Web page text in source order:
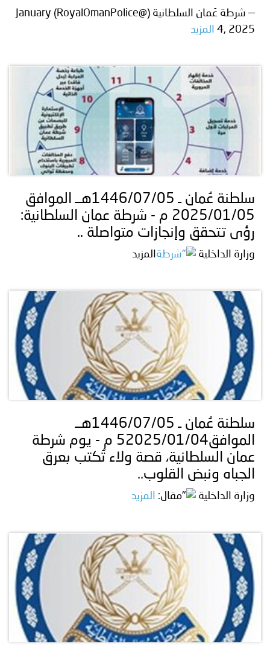
— شرطة عُمان السلطانية (@RoyalOmanPolice) January
4, 2025 المزيد
سلطنة عُمان ـ 1446/07/05هــ الموافق
2025/01/05 م - شرطة عمان السلطانية:
رؤى تتحقق وإنجازات متواصلة ..
وزارة الداخلية المزيد
سلطنة عُمان ـ 1446/07/05هــ
الموافق52025/01/04 م - يوم شرطة
عمان السلطانية، قصة ولاء تُكتب بعرق
الجباه ونبض القلوب..
وزارة الداخلية المزيد